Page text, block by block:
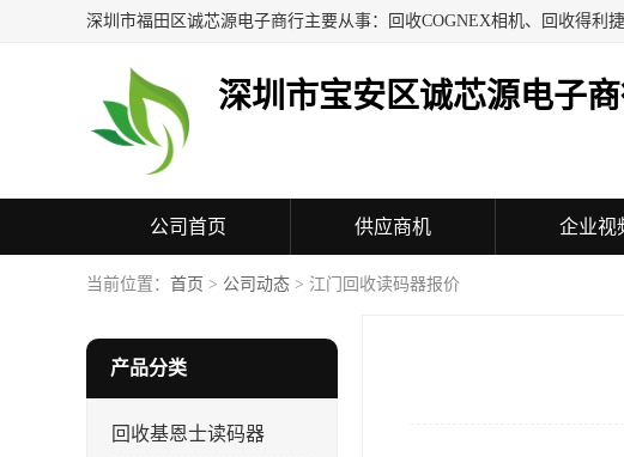
深圳市宝安区诚芯源电子
公司首页 供应商机 企业视
联系方式
当前位置： 首页 > 公司动态 > 江门回收读码器报价
产品分类
回收基恩士读码器